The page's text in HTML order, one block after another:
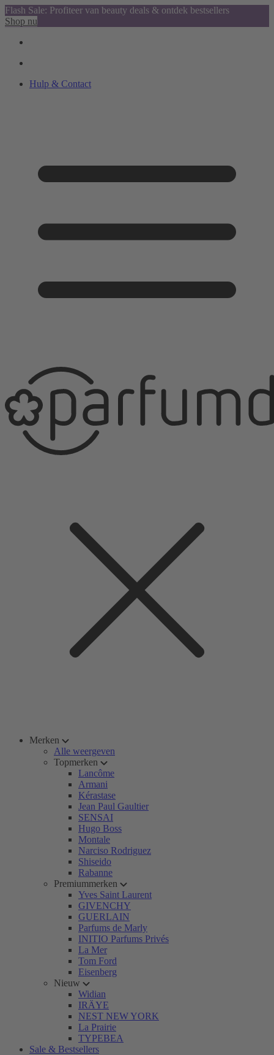
Flash Sale: Profiteer van beauty deals & ontdek bestsellers
Shop nu
Hulp & Contact
Merken
Alle weergeven
Topmerken
Lancôme
Armani
Kérastase
Jean Paul Gaultier
SENSAI
Hugo Boss
Montale
Narciso Rodriguez
Shiseido
Rabanne
Premiummerken
Yves Saint Laurent
GIVENCHY
GUERLAIN
Parfums de Marly
INITIO Parfums Privés
La Mer
Tom Ford
Eisenberg
Nieuw
Widian
IRÄYE
NEST NEW YORK
La Prairie
TYPEBEA
Sale & Bestsellers